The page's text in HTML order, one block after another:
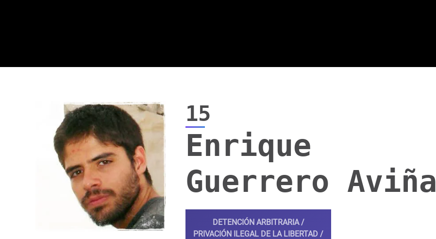
15
Enrique
Guerrero Aviña
DETENCIÓN ARBITRARIA /
PRIVACIÓN ILEGAL DE LA LIBERTAD /